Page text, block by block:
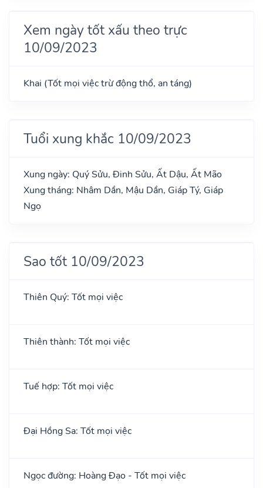
Xem ngày tốt xấu theo trực
10/09/2023
Khai (Tốt mọi việc trừ động thổ, an táng)
Tuổi xung khắc 10/09/2023
Xung ngày: Quý Sửu, Đinh Sửu, Ất Dậu, Ất Mão
Xung tháng: Nhâm Dần, Mậu Dần, Giáp Tý, Giáp
Ngọ
Sao tốt 10/09/2023
Thiên Quý: Tốt mọi việc
Thiên thành: Tốt mọi việc
Tuế hợp: Tốt mọi việc
Đại Hồng Sa: Tốt mọi việc
Ngọc đường: Hoàng Đạo - Tốt mọi việc